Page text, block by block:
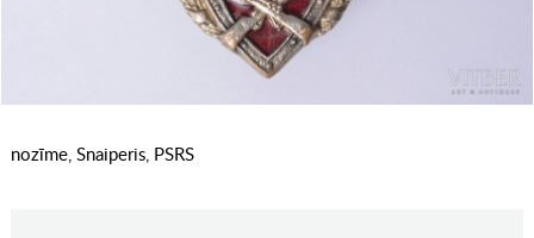
nozīme, Snaiperis, PSRS